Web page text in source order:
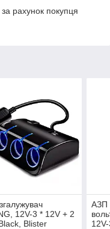
рахунок покупця
12V-3 * 12V + 2
Blister
АЗП